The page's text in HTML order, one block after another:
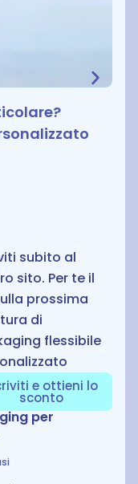
subito al
sito. Per te il
prossima
di
flessibile
e ottieni lo
sconto
per